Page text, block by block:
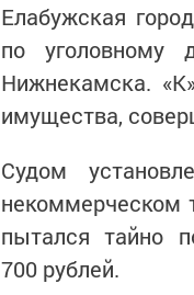
Елабужская
по уголовному
Нижнекамска.
имущества,
Судом
некоммерческом
пытался тайно
700 рублей.